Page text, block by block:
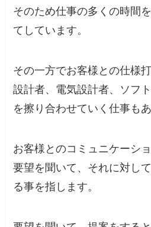
そのため仕事の多くの時間
てしています。
その一方でお客様との仕様
設計者、電気設計者、ソフ
を擦り合わせていく仕事もあ
お客様とのコミュニケーシ
要望を聞いて、それに対し
る事を指します。